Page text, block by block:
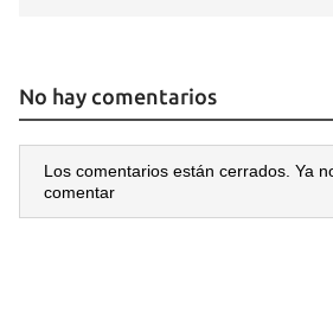
No hay comentarios
Los comentarios están cerrados. Ya
comentar